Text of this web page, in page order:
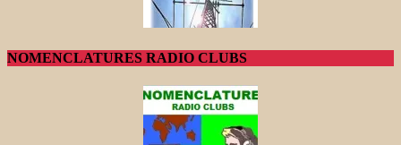
NOMENCLATURES RADIO CLUBS